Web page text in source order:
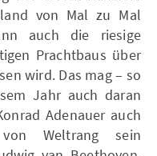
von Mal zu Mal
auch die riesige
Prachtbaus über
wird. Das mag – so
Jahr auch daran
Adenauer auch
Weltrang sein